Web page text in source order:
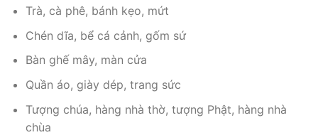
Trà, cà phê, bánh kẹo, mứt
Chén dĩa, bể cá cảnh, gốm sứ
Bàn ghế mây, màn cửa
Quần áo, giày dép, trang sức
Tượng chúa, hàng nhà thờ, tượng Phật, hàng nhà
chùa